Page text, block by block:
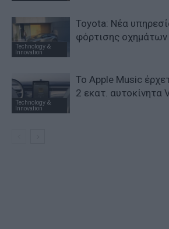
Technology &
Innovation
Toyota: Νέα
φόρτισης οχημάτων
Technology &
Innovation
Το Apple Music
2 εκατ. αυτοκίνητα